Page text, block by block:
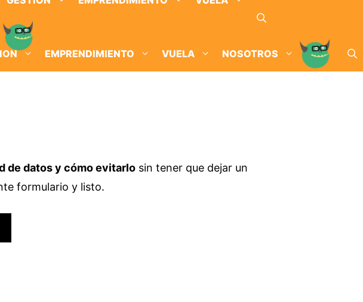
EMPRENDIMIENTO VUELA NOSOTROS
de datos y cómo evitarlo sin tener que dejar un
formulario y listo.